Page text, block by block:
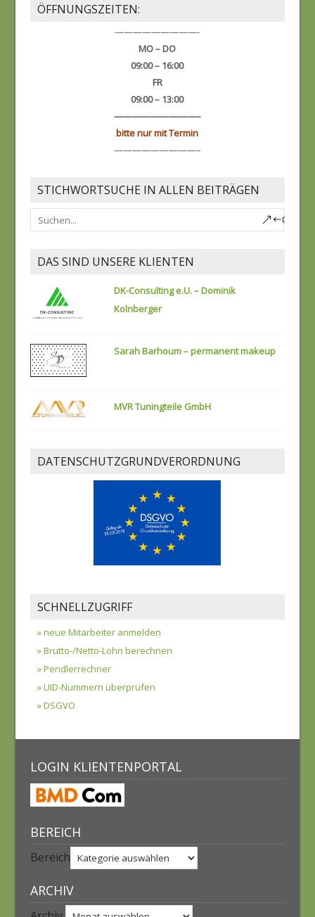
ÖFFNUNGSZEITEN:
—————————-
MO – DO
09:00 – 16:00
FR
09:00 – 13:00
—————————–
bitte nur mit Termin
—————————–
STICHWORTSUCHE IN ALLEN BEITRÄGEN
DAS SIND UNSERE KLIENTEN
DK-Consulting e.U. – Dominik
Kolnberger
Sarah Barhoum – permanent makeup
MVR Tuningteile GmbH
DATENSCHUTZGRUNDVERORDNUNG
SCHNELLZUGRIFF
» neue Mitarbeiter anmelden
» Brutto-/Netto-Lohn berechnen
» Pendlerrechner
» UID-Nummern überprüfen
» DSGVO
LOGIN KLIENTENPORTAL
BEREICH
Bereich
ARCHIV